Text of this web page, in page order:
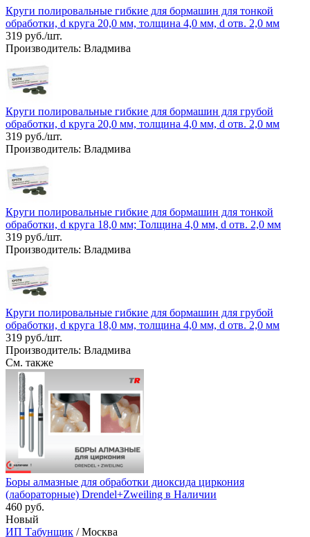
Круги полировальные гибкие для бормашин для тонкой
обработки, d круга 20,0 мм, толщина 4,0 мм, d отв. 2,0 мм
319 руб./шт.
Производитель: Владмива
Круги полировальные гибкие для бормашин для грубой
обработки, d круга 20,0 мм, толщина 4,0 мм, d отв. 2,0 мм
319 руб./шт.
Производитель: Владмива
Круги полировальные гибкие для бормашин для тонкой
обработки, d круга 18,0 мм; Толщина 4,0 мм, d отв. 2,0 мм
319 руб./шт.
Производитель: Владмива
Круги полировальные гибкие для бормашин для грубой
обработки, d круга 18,0 мм, толщина 4,0 мм, d отв. 2,0 мм
319 руб./шт.
Производитель: Владмива
См. также
Боры алмазные для обработки диоксида циркония
(лабораторные) Drendel+Zweiling в Наличии
460 руб.
Новый
ИП Табунщик / Москва